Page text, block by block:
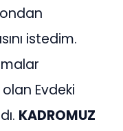
istedim.
Evdeki
KADROMUZ